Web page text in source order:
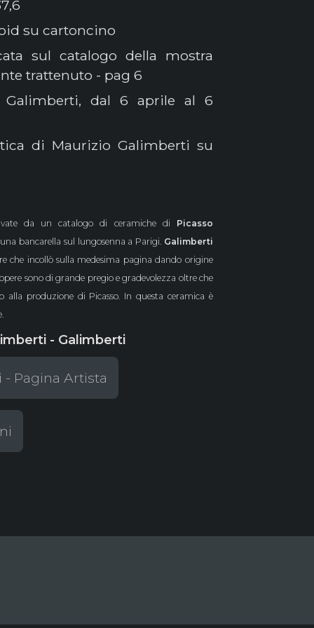
su cartoncino
sul catalogo della mostra
trattenuto - pag 6
dal 6 aprile al 6
di Maurizio Galimberti su
da uncatalogo di ceramiche di Picasso
bancarella sul lungosenna a Parigi. Galimberti
che incollò sulla medesima pagina dando origine
sono di grande pregioe gradevolezza oltre che
produzione di Picasso. In questa ceramica è
- Galimberti
Pagina Artista